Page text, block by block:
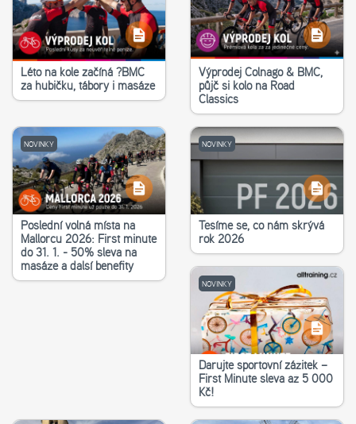
Léto na kole začíná ?‍BMC
za hubičku, tábory i masáže
Výprodej Colnago & BMC,
půjč si kolo na Road
Classics
NOVINKY
Poslední volná místa na
Mallorcu 2026: First minute
do 31. 1. - 50% sleva na
masáže a další benefity
NOVINKY
Těšíme se, co nám skrývá
rok 2026
NOVINKY
Darujte sportovní zážitek –
First Minute sleva až 5 000
Kč!